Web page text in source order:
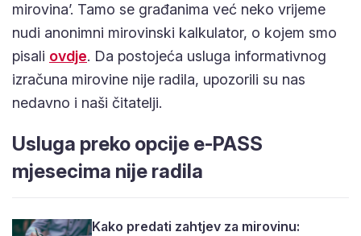
se građanima već neko vrijeme nudi anonimni
mirovinski kalkulator, o kojem smo pisaliovdje. Da
postojeća usluga informativnog izračuna mirovine
nije radila, upozorili su nas nedavno i naši čitatelji.
mjesecima nije radila
Pogledajte video vodič i slijedite ovih